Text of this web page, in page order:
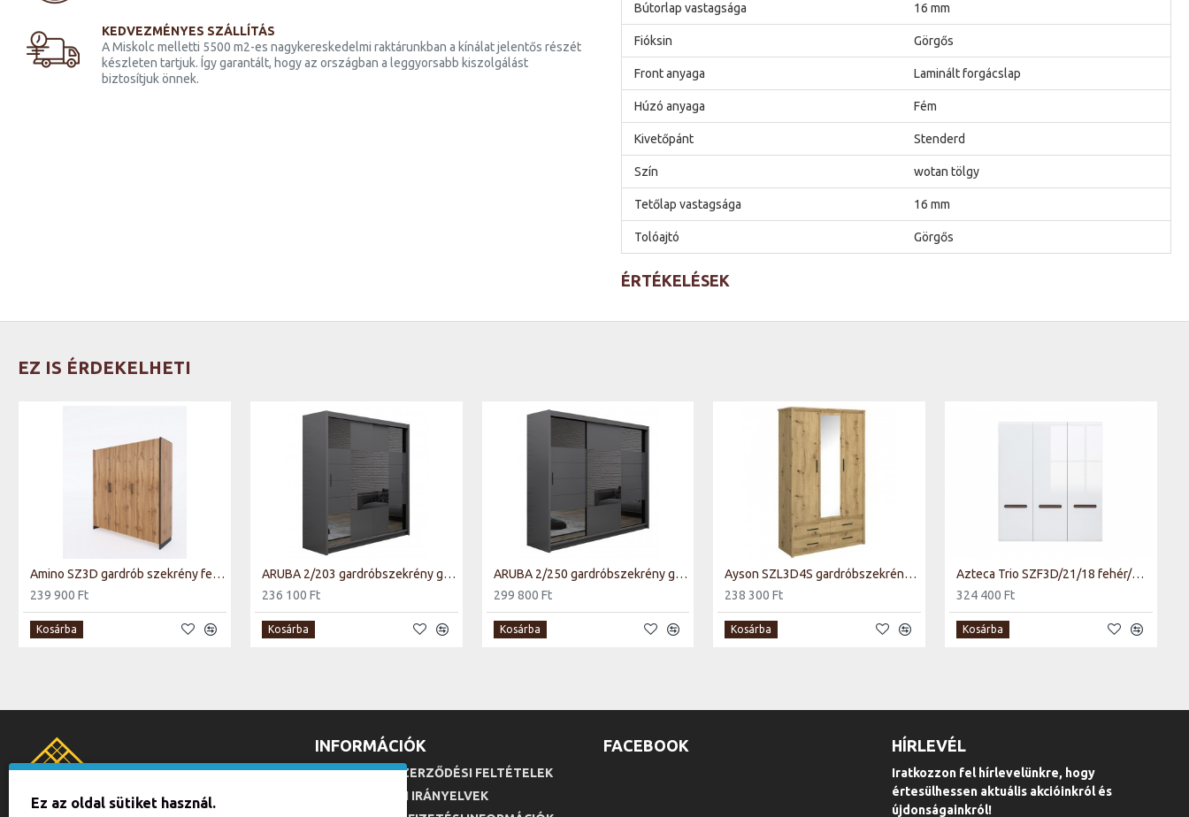
KEDVEZMÉNYES SZÁLLÍTÁS
A Miskolc melletti 5500 m2-es nagykereskedelmi raktárunkban a kínálat jelentős részét
készleten tartjuk. Így garantált, hogy az országban a leggyorsabb kiszolgálást
biztosítjuk önnek.
Bútorlap vastagsága 16 mm
Fióksin Görgős
Front anyaga Laminált forgácslap
Húzó anyaga Fém
Kivetőpánt Stenderd
Szín wotan tölgy
Tetőlap vastagsága 16 mm
Tolóajtó Görgős
ÉRTÉKELÉSEK
EZ IS ÉRDEKELHETI
Amino SZ3D gardrób szekrény fekete/ wotan tölgy
239 900 Ft
Kosárba
ARUBA 2/203 gardróbszekrény grafit
236 100 Ft
Kosárba
ARUBA 2/250 gardróbszekrény grafit
299 800 Ft
Kosárba
Ayson SZL3D4S gardróbszekrény artisan tölgy
238 300 Ft
Kosárba
Azteca Trio SZF3D/21/18 fehér/magasfényű fehér gardrób szekrény
324 400 Ft
Kosárba
INFORMÁCIÓK
ÁLTALÁNOS SZERZŐDÉSI FELTÉTELEK
ADATKEZELÉSI IRÁNYELVEK
FACEBOOK HÍRLEVÉL
Iratkozzon fel hírlevelünkre, hogy
értesülhessen aktuális akcióinkról és
újdonságainkról!
Ez az oldal sütiket használ.